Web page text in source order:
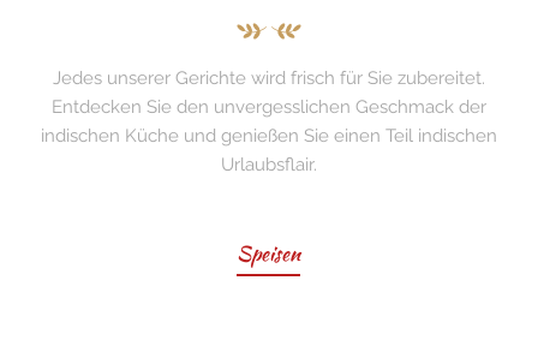
Jedes unserer Gerichte wird frisch für Sie zubereitet.
Entdecken Sie den unvergesslichen Geschmack der
indischen Küche und genießen Sie einen Teil indischen
Urlaubsflair.
Speisen